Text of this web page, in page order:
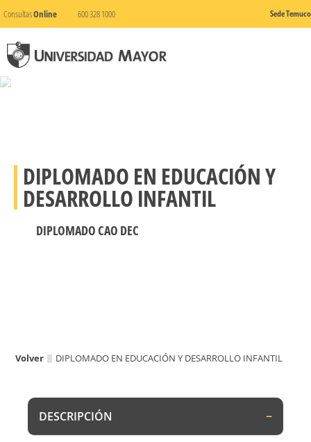
ConsultasOnline 600 328 1000 Sede Temuco
DIPLOMADO EN EDUCACIÓN Y
DESARROLLO INFANTIL
DIPLOMADO CAO DEC
Volver DIPLOMADO EN EDUCACIÓN Y DESARROLLO INFANTIL
DESCRIPCIÓN